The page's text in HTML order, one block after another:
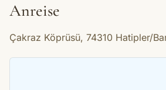
Anreise
Çakraz Köprüsü, 74310 Hatipler/